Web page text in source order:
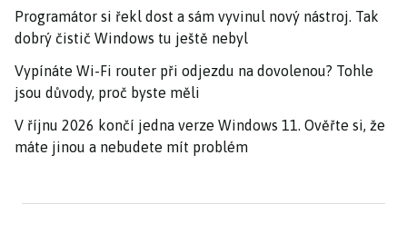
Programátor si řekl dost a sám vyvinul nový nástroj. Tak
dobrý čistič Windows tu ještě nebyl
Vypínáte Wi-Fi router při odjezdu na dovolenou? Tohle
jsou důvody, proč byste měli
V říjnu 2026 končí jedna verze Windows 11. Ověřte si, že
máte jinou a nebudete mít problém